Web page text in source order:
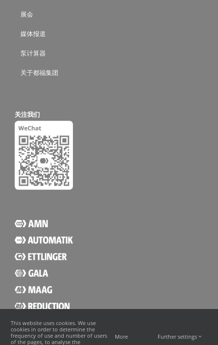
展会
媒体报道
泵计算器
关于都福集团
关注我们
This website uses cookies. We use
cookies in order to determine the
frequency of use and number of users
of the pages, to analyse the
More Further settings